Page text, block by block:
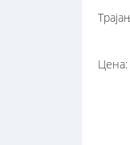
Цена: